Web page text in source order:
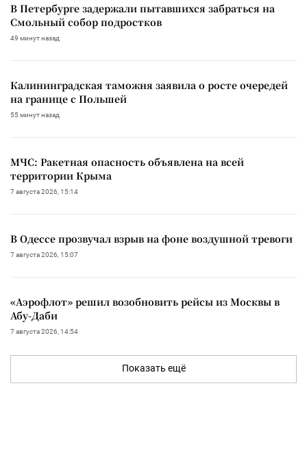
В Петербурге задержали пытавшихся забраться на
Смольный собор подростков
49 минут назад
Калининградская таможня заявила о росте очередей
на границе с Польшей
55 минут назад
МЧС: Ракетная опасность объявлена на всей
территории Крыма
7 августа 2026, 15:14
В Одессе прозвучал взрыв на фоне воздушной тревоги
7 августа 2026, 15:07
«Аэрофлот» решил возобновить рейсы из Москвы в
Абу-Даби
7 августа 2026, 14:54
Показать ещё